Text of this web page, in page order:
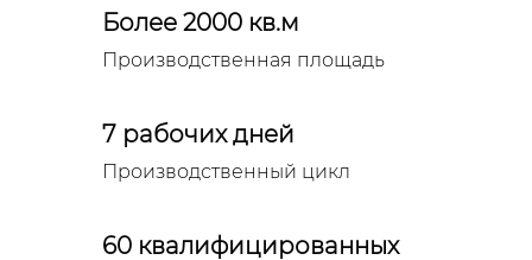
Более 2000 кв.м
Производственная площадь
7 рабочих дней
Производственный цикл
60 квалифицированных